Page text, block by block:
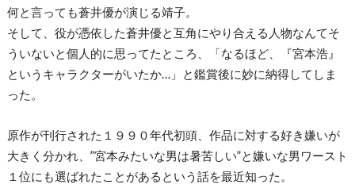
何と言っても蒼井優が演じる靖子。
そして、役が憑依した蒼井優と互角にやり合える人物なんてそ
ういないと個人的に思ってたところ、「なるほど、『宮本浩』
というキャラクターがいたか…」と鑑賞後に妙に納得してしま
った。
原作が刊行された１９９０年代初頭、作品に対する好き嫌いが
大きく分かれ、”宮本みたいな男は暑苦しい”と嫌いな男ワースト
１位にも選ばれたことがあるという話を最近知った。